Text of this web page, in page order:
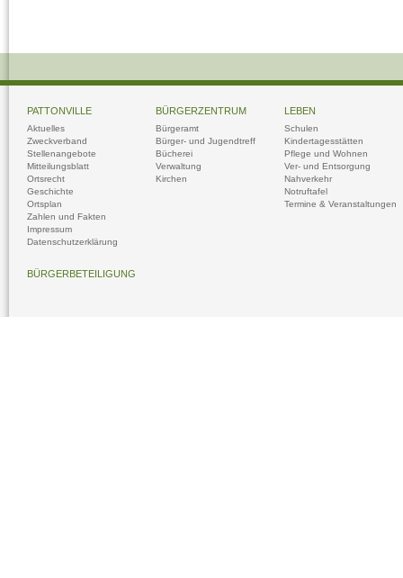
PATTONVILLE
Aktuelles
Zweckverband
Stellenangebote
Mitteilungsblatt
Ortsrecht
Geschichte
Ortsplan
Zahlen und Fakten
Impressum
Datenschutzerklärung
BÜRGERZENTRUM
Bürgeramt
Bürger- und Jugendtreff
Bücherei
Verwaltung
Kirchen
LEBEN
Schulen
Kindertagesstätten
Pflege und Wohnen
Ver- und Entsorgung
Nahverkehr
Notruftafel
Termine & Veranstaltungen
BÜRGERBETEILIGUNG